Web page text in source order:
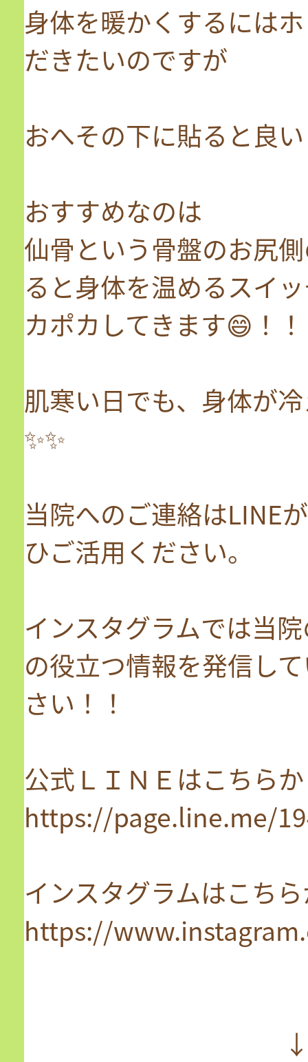
身体を暖かくするには
だきたいのですが
おへその下に貼ると良
おすすめなのは
仙骨という骨盤のお尻
ると身体を温めるスイ
カポカしてきます😄！！
肌寒い日でも、身体が
✨✨
当院へのご連絡はLINE
ひご活用ください。
インスタグラムでは当
の役立つ情報を発信し
さい！！
公式ＬＩＮＥはこちら
https://page.line.me/
インスタグラムはこち
https://
↓↓↓↓↓公式